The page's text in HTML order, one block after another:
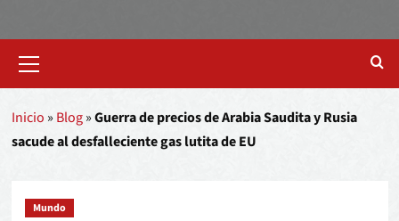
Inicio » Blog»Guerra de precios de Arabia Saudita y Rusia
sacude al desfalleciente gas lutita de EU
Mundo